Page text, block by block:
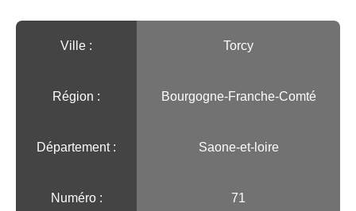
Ville :️ Torcy
Région :️ Bourgogne-Franche-Comté
Département : Saone-et-loire
Numéro : 71